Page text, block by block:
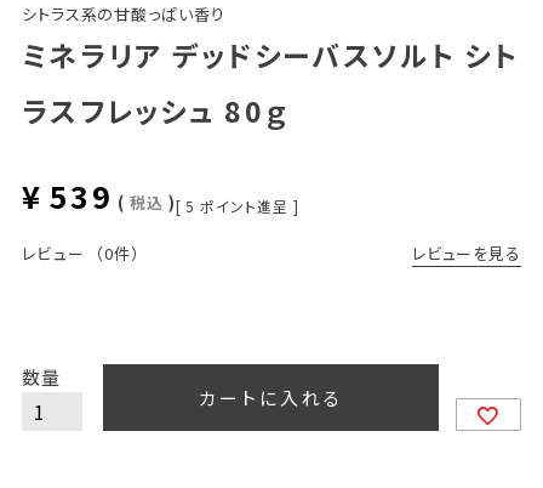
シトラス系の甘酸っぱい香り
ミネラリア デッドシーバスソルト シト
ラスフレッシュ 80ｇ
¥ 539 税込 [ 5 ポイント進呈 ]
レビュー （0件） レビューを見る
カートに入れる